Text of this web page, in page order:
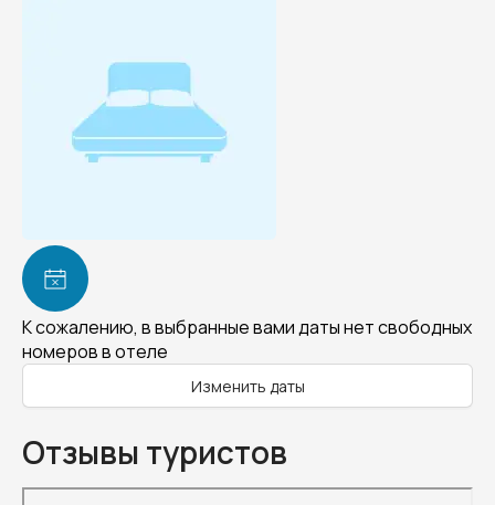
К сожалению, в выбранные вами даты нет свободных
номеров в отеле
Изменить даты
Отзывы туристов